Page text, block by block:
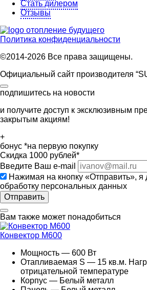
Стать дилером
Отзывы
отопление будущего
Политика конфиденциальности
©2014-2026 Все права защищены.
Официальный сайт производителя
подпишитесь на новости
и получите доступ к эксклюзивным
закрытым акциям!
+
бонус *на первую покупку
Скидка 1000 рублей*
Введите Ваш e-mail
Нажимая на кнопку «Отправить», я
обработку персональных данных
Отправить
Вам также может понадобиться
Конвектор M600
Мощность — 600 Вт
Отапливаемая S — 15 кв.м.
отрицательной температуре
Корпус — Белый металл